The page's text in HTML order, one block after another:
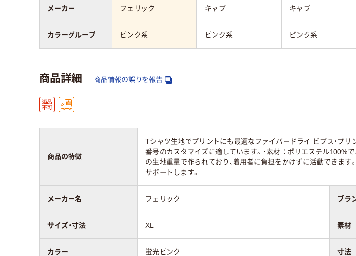
フェリック キャブ キャブ
ピンク系 ピンク系 ピンク系
メーカー
カラーグループ
商品詳細 商品情報の誤りを報告
商品の特徴
Tシャツ生地でプリントにも最適なファイバードライ ビブス・プ
番号のカスタマイズに適しています。・素材：ポリエステル100%
の生地重量で作られており、着用者に負担をかけずに活動できま
サポートします。
メーカー名 フェリック ブラ
サイズ・寸法 XL 素材
カラー 蛍光ピンク 寸法